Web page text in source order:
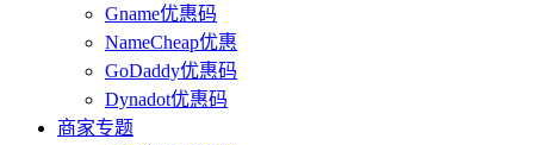
Gname优惠码
NameCheap优惠
GoDaddy优惠码
Dynadot优惠码
商家专题